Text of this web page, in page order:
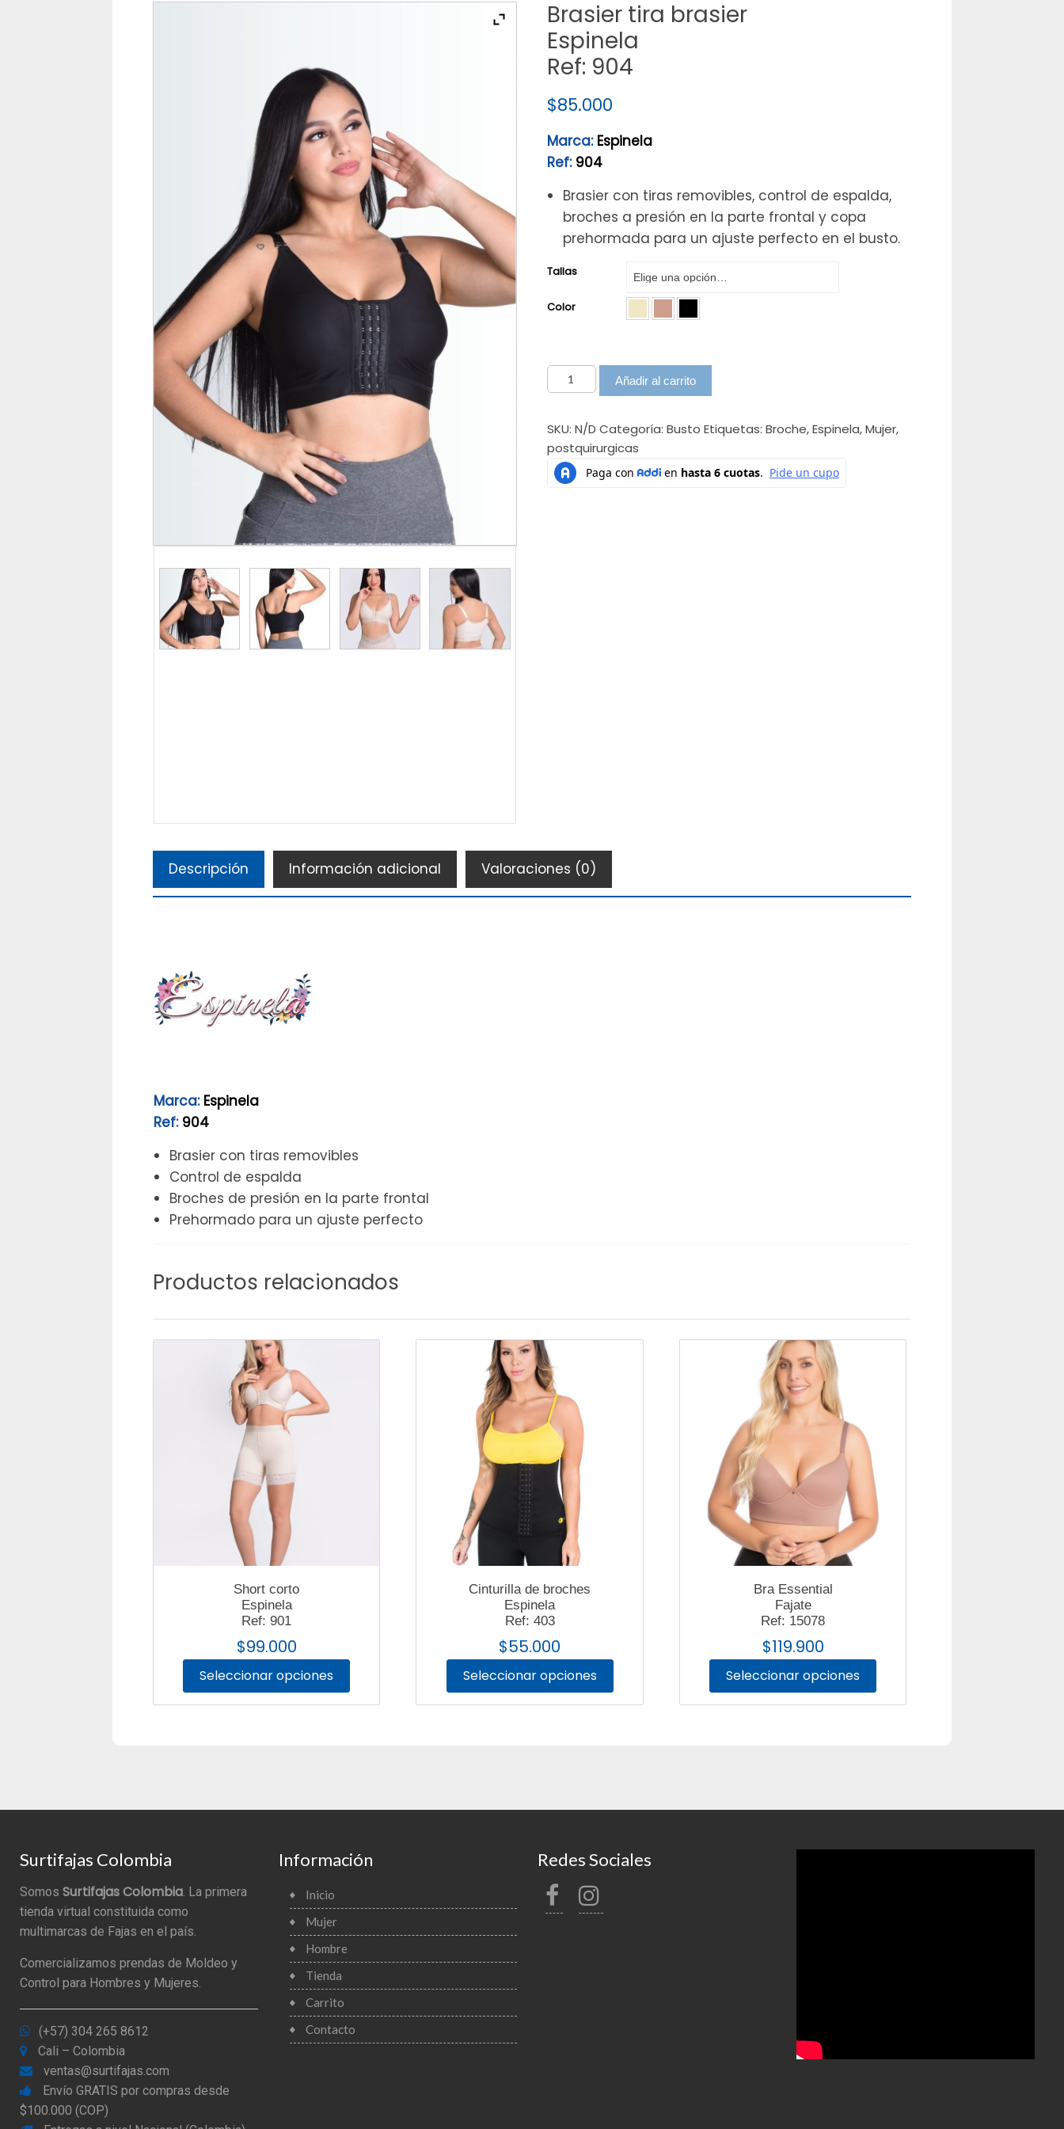
Brasier tira brasier
Espinela
Ref: 904
$85.000
Marca: Espinela
Ref: 904
Brasier con tiras removibles, control de espalda,
broches a presión en la parte frontal y copa
prehormada para un ajuste perfecto en el busto.
Tallas
Color
Brasier
tira
904
cantidad
Añadir al carrito
SKU:N/D Categoría:Busto Etiquetas:Broche,Espinela,Mujer,
postquirurgicas
Descripción Información adicional Valoraciones (0)
Marca: Espinela
Ref: 904
Brasier con tiras removibles
Control de espalda
Broches de presión en la parte frontal
Prehormado para un ajuste perfecto
Productos relacionados
Short corto
Espinela
Ref: 901
$99.000
Seleccionar opciones
Cinturilla de broches
Espinela
Ref: 403
$55.000
Seleccionar opciones
Bra Essential
Fajate
Ref: 15078
$119.900
Seleccionar opciones
Surtifajas Colombia
SomosSurtifajas Colombia. La primera
tienda virtual constituida como
multimarcas de Fajas en el país.
Comercializamos prendas de Moldeo y
Control para Hombres y Mujeres.
(+57) 304 265 8612
Cali – Colombia
ventas@surtifajas.com
Envío GRATIS por compras desde
$100.000 (COP)
Información
Inicio
Mujer
Hombre
Tienda
Carrito
Contacto
Redes Sociales